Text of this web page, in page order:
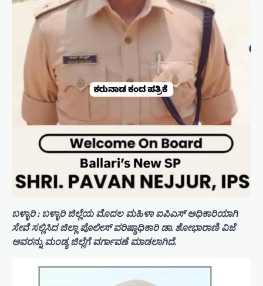
ಬಳ್ಳಾರಿ : ಬಳ್ಳಾರಿ ಜಿಲ್ಲೆಯ ಮೊದಲ ಮಹಿಳಾ ಐಪಿಎಸ್ ಅಧಿಕಾರಿಯಾಗಿ
ಸೇವೆ ಸಲ್ಲಿಸಿದ ಜಿಲ್ಲಾ ಪೊಲೀಸ್ ವರಿಷ್ಠಾಧಿಕಾರಿ ಡಾ. ಶೋಭಾರಾಣಿ ವಿಜೆ
ಅವರನ್ನು ಮಂಡ್ಯ ಜಿಲ್ಲೆಗೆ ವರ್ಗಾವಣೆ ಮಾಡಲಾಗಿದೆ.